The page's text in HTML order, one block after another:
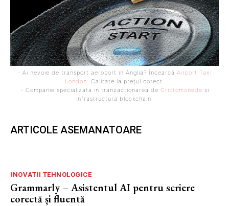
- Ai nevoie de transport aeroport in Anglia? Încearcă Airport Taxi
London . Calitate la prețul corect.
- Companie specializata in tranzactionarea de Criptomonede si
infrastructura blockchain.
ARTICOLE ASEMANATOARE
INOVATII TEHNOLOGICE
Grammarly – Asistentul AI pentru scriere
corectă și fluentă